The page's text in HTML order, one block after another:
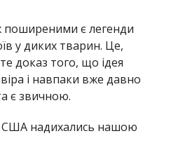
поширеними є легенди
у диких тварин. Це,
доказ того, що ідея
і навпаки вже давно
є звичною.
надихались нашою